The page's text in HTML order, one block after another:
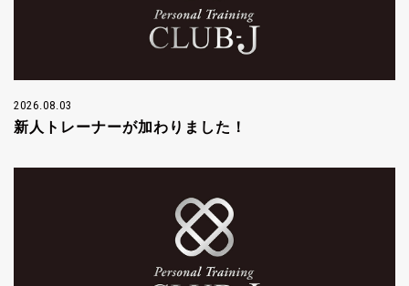
2026.08.03
新人トレーナーが加わりました！